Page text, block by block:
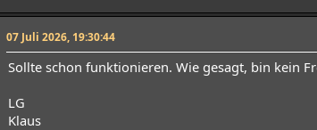
07 Juli 2026, 19:30:44
Sollte schon funktionieren. Wie gesagt, bin kein
LG
Klaus